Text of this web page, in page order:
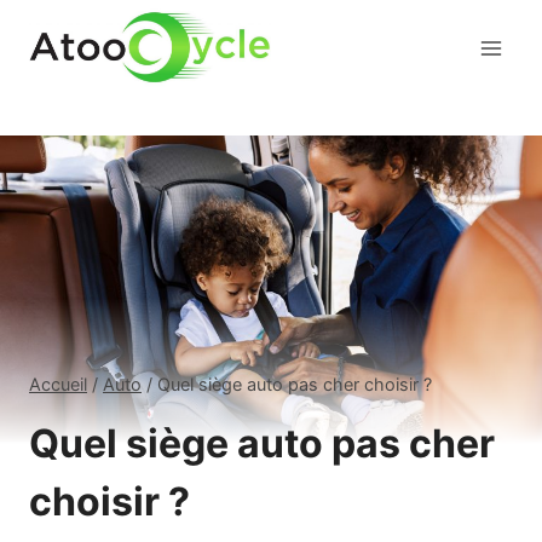
Accueil / Auto / Quel siège auto pas cher choisir ?
Quel siège auto pas cher
choisir ?